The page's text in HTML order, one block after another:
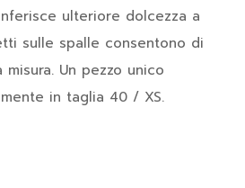
ulteriore dolcezza a
sulle spalle consentono di
Un pezzo unico
in taglia 40 / XS.